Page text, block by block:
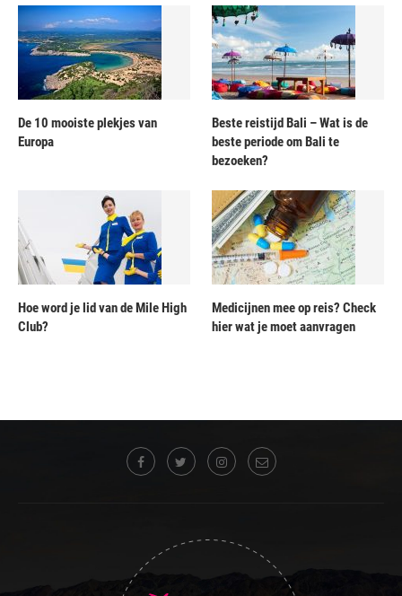
De 10 mooiste plekjes van
Europa
Beste reistijd Bali – Wat is de
beste periode om Bali te
bezoeken?
Hoe word je lid van de Mile High
Club?
Medicijnen mee op reis? Check
hier wat je moet aanvragen